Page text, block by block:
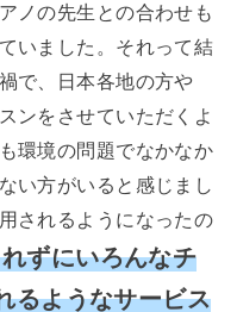
ノの先生との合わせも
いました。それって結
で、日本各地の方や
ンをさせていただくよ
環境の問題でなかなか
い方がいると感じまし
されるようになったの
ずにいろんなチ
るようなサービス